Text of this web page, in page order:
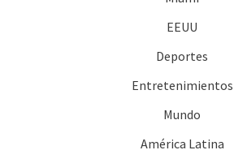
EEUU
Deportes
Entretenimientos
Mundo
América Latina